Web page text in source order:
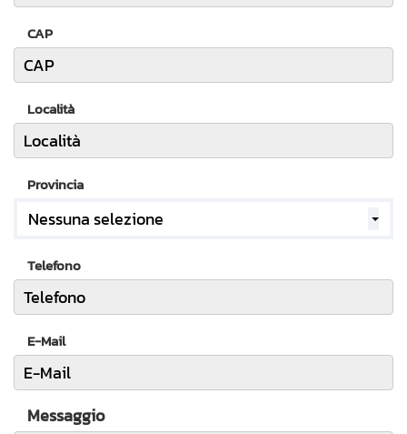
CAP
Località
Provincia
Nessuna selezione
Telefono
E-Mail
Messaggio